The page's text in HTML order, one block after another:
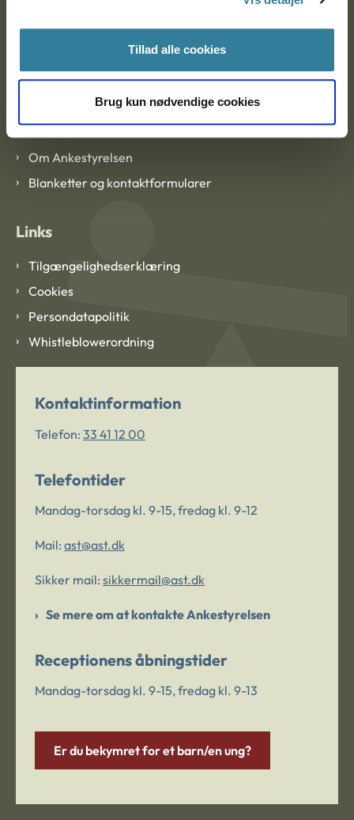
Tillad alle cookies
Brug kun nødvendige cookies
EAN: 57 98 000 35 48 21
Om Ankestyrelsen
Om Ankestyrelsen
Blanketter og kontaktformularer
Links
Tilgængelighedserklæring
Cookies
Persondatapolitik
Whistleblowerordning
Kontaktinformation
Telefon: 33 41 12 00
Telefontider
Mandag-torsdag kl. 9-15, fredag kl. 9-12
Mail: ast@ast.dk
Sikker mail: sikkermail@ast.dk
Se mere om at kontakte Ankestyrelsen
Receptionens åbningstider
Mandag-torsdag kl. 9-15, fredag kl. 9-13
Er du bekymret for et barn/en ung?